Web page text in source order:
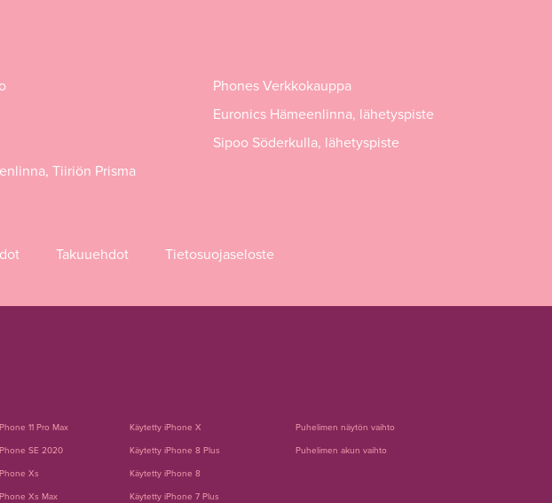
Tiiriön Prisma
Phones Verkkokauppa
Euronics Hämeenlinna, lähetyspiste
Sipoo Söderkulla, lähetyspiste
Takuuehdot Tietosuojaseloste
11 Pro Max
SE 2020
Xs
Xs Max
Käytetty iPhone X
Käytetty iPhone 8 Plus
Käytetty iPhone 8
Käytetty iPhone 7 Plus
Puhelimen näytön vaihto
Puhelimen akun vaihto